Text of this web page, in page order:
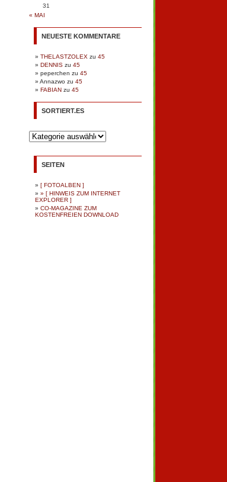
31
« MAI
NEUESTE KOMMENTARE
THELASTZOLEX zu 45
DENNIS zu 45
peperchen zu 45
Annazwo zu 45
FABIAN zu 45
SORTIERT.ES
Sortiert.es
SEITEN
[ FOTOALBEN ]
» [ HINWEIS ZUM INTERNET
EXPLORER ]
CO-MAGAZINE ZUM
KOSTENFREIEN DOWNLOAD